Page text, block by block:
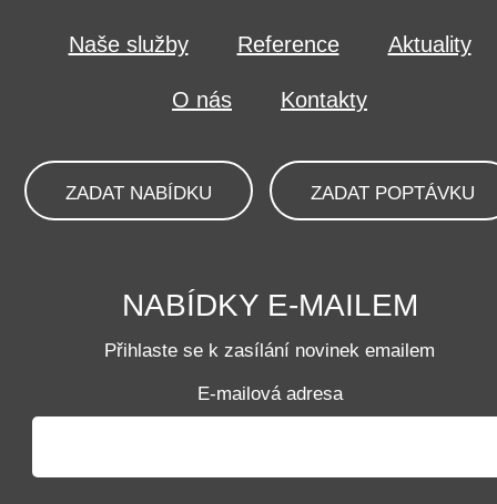
Naše služby Reference Aktuality
O nás Kontakty
ZADAT NABÍDKU ZADAT POPTÁVKU
NABÍDKY E-MAILEM
Přihlaste se k zasílání novinek emailem
E-mailová adresa